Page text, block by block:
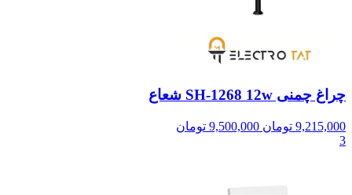
چراغ چمنی SH-1268 12w شعاع
9,215,000 تومان 9,500,000 تومان
3